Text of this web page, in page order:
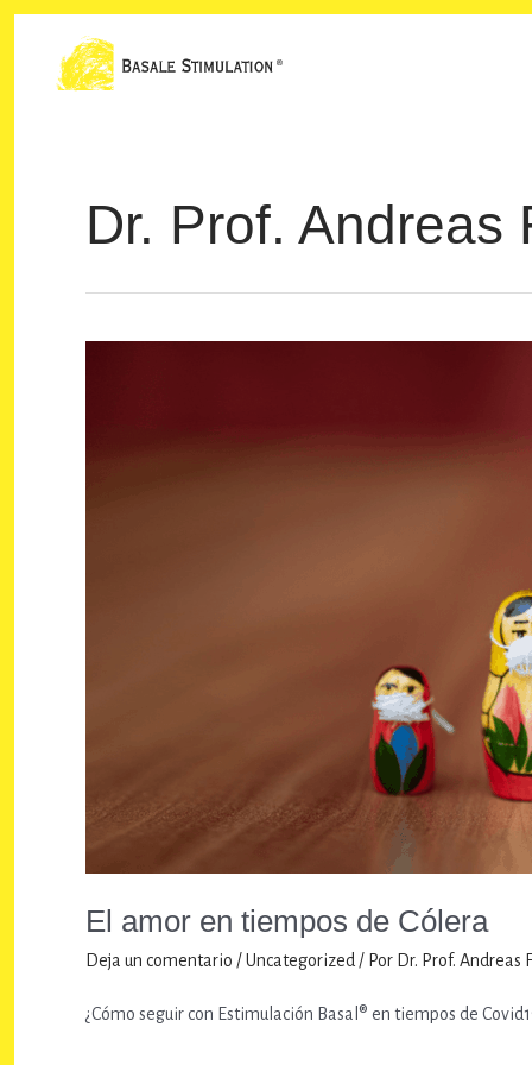
contenido
Dr. Prof. Andreas
El amor en tiempos de Cólera
Deja un comentario /Uncategorized / Por Dr. Prof. Andreas
¿Cómo seguir con Estimulación Basal® en tiempos de